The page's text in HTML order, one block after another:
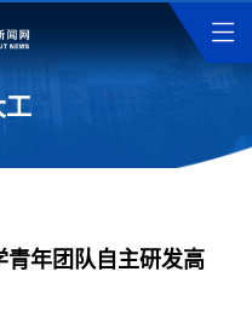
工
青年团队自主研发高